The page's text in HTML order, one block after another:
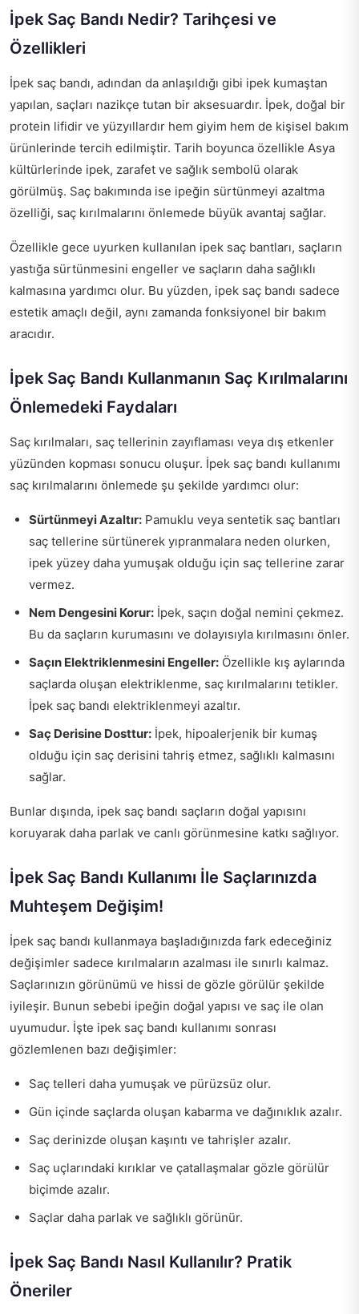
İpek Saç Bandı Nedir? Tarihçesi ve
Özellikleri
İpek saç bandı, adından da anlaşıldığı gibi ipek kumaştan
yapılan, saçları nazikçe tutan bir aksesuardır. İpek, doğal bir
protein lifidir ve yüzyıllardır hem giyim hem de kişisel bakım
ürünlerinde tercih edilmiştir. Tarih boyunca özellikle Asya
kültürlerinde ipek, zarafet ve sağlık sembolü olarak
görülmüş. Saç bakımında ise ipeğin sürtünmeyi azaltma
özelliği, saç kırılmalarını önlemede büyük avantaj sağlar.
Özellikle gece uyurken kullanılan ipek saç bantları, saçların
yastığa sürtünmesini engeller ve saçların daha sağlıklı
kalmasına yardımcı olur. Bu yüzden, ipek saç bandı sadece
estetik amaçlı değil, aynı zamanda fonksiyonel bir bakım
aracıdır.
İpek Saç Bandı Kullanmanın Saç Kırılmalarını
Önlemedeki Faydaları
Saç kırılmaları, saç tellerinin zayıflaması veya dış etkenler
yüzünden kopması sonucu oluşur. İpek saç bandı kullanımı
saç kırılmalarını önlemede şu şekilde yardımcı olur:
Sürtünmeyi Azaltır: Pamuklu veya sentetik saç bantları
saç tellerine sürtünerek yıpranmalara neden olurken,
ipek yüzey daha yumuşak olduğu için saç tellerine zarar
vermez.
Nem Dengesini Korur: İpek, saçın doğal nemini çekmez.
Bu da saçların kurumasını ve dolayısıyla kırılmasını önler.
Saçın Elektriklenmesini Engeller: Özellikle kış aylarında
saçlarda oluşan elektriklenme, saç kırılmalarını tetikler.
İpek saç bandı elektriklenmeyi azaltır.
Saç Derisine Dosttur: İpek, hipoalerjenik bir kumaş
olduğu için saç derisini tahriş etmez, sağlıklı kalmasını
sağlar.
Bunlar dışında, ipek saç bandı saçların doğal yapısını
koruyarak daha parlak ve canlı görünmesine katkı sağlıyor.
İpek Saç Bandı Kullanımı İle Saçlarınızda
Muhteşem Değişim!
İpek saç bandı kullanmaya başladığınızda fark edeceğiniz
değişimler sadece kırılmaların azalması ile sınırlı kalmaz.
Saçlarınızın görünümü ve hissi de gözle görülür şekilde
iyileşir. Bunun sebebi ipeğin doğal yapısı ve saç ile olan
uyumudur. İşte ipek saç bandı kullanımı sonrası
gözlemlenen bazı değişimler:
Saç telleri daha yumuşak ve pürüzsüz olur.
Gün içinde saçlarda oluşan kabarma ve dağınıklık azalır.
Saç derinizde oluşan kaşıntı ve tahrişler azalır.
Saç uçlarındaki kırıklar ve çatallaşmalar gözle görülür
biçimde azalır.
Saçlar daha parlak ve sağlıklı görünür.
İpek Saç Bandı Nasıl Kullanılır? Pratik
Öneriler